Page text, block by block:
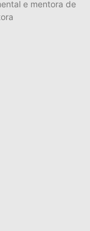
e mentora de